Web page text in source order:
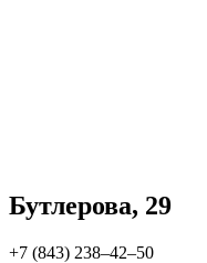
Бутлерова, 29
+7 (843) 238‒42‒50